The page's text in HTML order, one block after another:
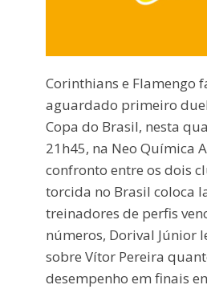
Corinthians e Flamengo
aguardado primeiro
Copa do Brasil, nesta
21h45, na Neo Química
confronto entre os dois
torcida no Brasil coloca
treinadores de perfis
números, Dorival Júnior
sobre Vítor Pereira
desempenho em finais